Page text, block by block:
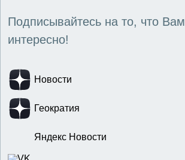
Подписывайтесь на то, что Вам
интересно!
Новости
Геократия
Яндекс Новости